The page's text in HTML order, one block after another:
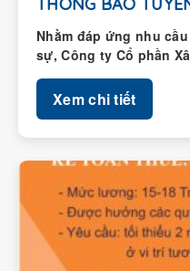
Nhằm đáp ứng nhu
sự, Công ty Cổ phần
Xem chi tiết